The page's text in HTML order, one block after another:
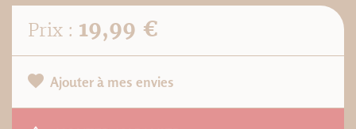
Prix : 19,99 €
Ajouter à mes envies